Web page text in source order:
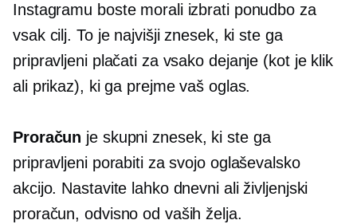
Instagramu boste morali izbrati ponudbo za
vsak cilj. To je najvišji znesek, ki ste ga
pripravljeni plačati za vsako dejanje (kot je klik
ali prikaz), ki ga prejme vaš oglas.
Proračun je skupni znesek, ki ste ga
pripravljeni porabiti za svojo oglaševalsko
akcijo. Nastavite lahko dnevni ali življenjski
proračun, odvisno od vaših želja.